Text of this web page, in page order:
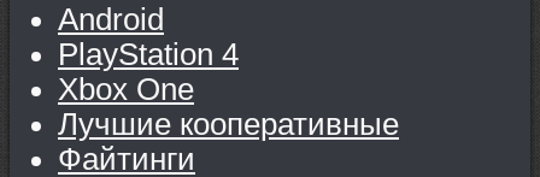
Android
PlayStation 4
Xbox One
Лучшие кооперативные
Файтинги